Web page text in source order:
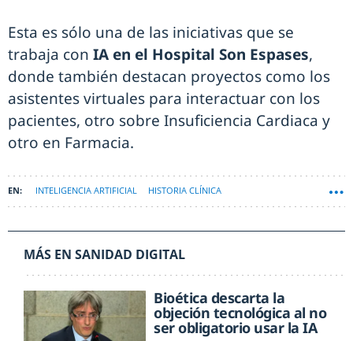
Esta es sólo una de las iniciativas que se
trabaja con IA en el Hospital Son Espases,
donde también destacan proyectos como los
asistentes virtuales para interactuar con los
pacientes, otro sobre Insuficiencia Cardiaca y
otro en Farmacia.
INTELIGENCIA ARTIFICIAL HISTORIA CLÍNICA
MÁS EN SANIDAD DIGITAL
Bioética descarta la
objeción tecnológica al no
ser obligatorio usar la IA